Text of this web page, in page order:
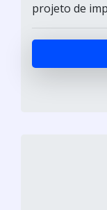
projeto de